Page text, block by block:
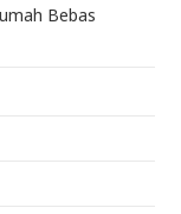
Bebas